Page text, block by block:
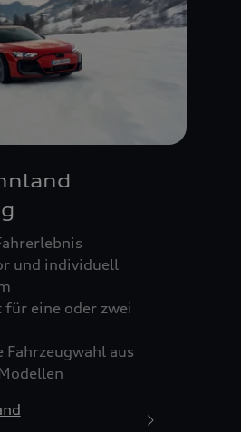
und individuell
eine oder zwei
aus